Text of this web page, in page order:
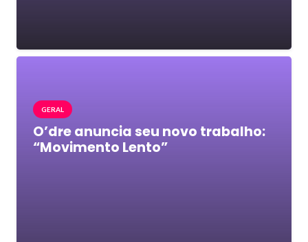
GERAL
O’dre anuncia seu novo trabalho:
“Movimento Lento”